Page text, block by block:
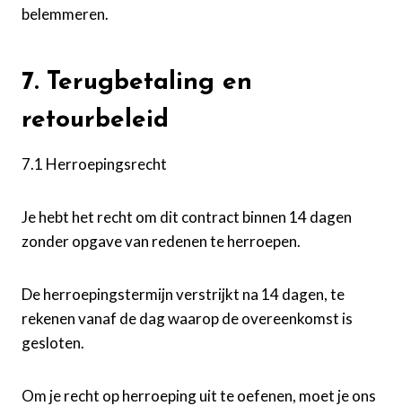
belemmeren.
7. Terugbetaling en
retourbeleid
7.1 Herroepingsrecht
Je hebt het recht om dit contract binnen 14 dagen
zonder opgave van redenen te herroepen.
De herroepingstermijn verstrijkt na 14 dagen, te
rekenen vanaf de dag waarop de overeenkomst is
gesloten.
Om je recht op herroeping uit te oefenen, moet je ons